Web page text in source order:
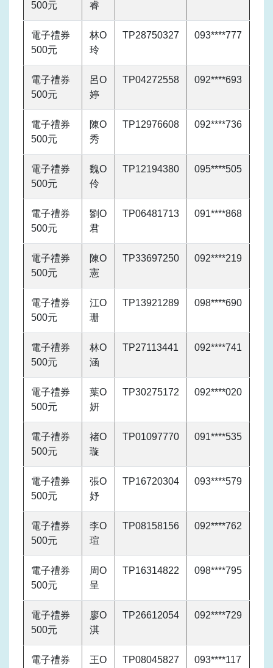
500元 睿
電子禮券
500元
林O
玲
TP28750327 093****777
電子禮券
500元
呂O
婷
TP04272558 092****693
電子禮券
500元
陳O
秀
TP12976608 092****736
電子禮券
500元
魏O
伶
TP12194380 095****505
電子禮券
500元
劉O
君
TP06481713 091****868
電子禮券
500元
陳O
憲
TP33697250 092****219
電子禮券
500元
江O
珊
TP13921289 098****690
電子禮券
500元
林O
涵
TP27113441 092****741
電子禮券
500元
葉O
妍
TP30275172 092****020
電子禮券
500元
禇O
璇
TP01097770 091****535
電子禮券
500元
張O
妤
TP16720304 093****579
電子禮券
500元
李O
瑄
TP08158156 092****762
電子禮券
500元
周O
呈
TP16314822 098****795
電子禮券
500元
廖O
淇
TP26612054 092****729
電子禮券
王O
TP08045827 093****117